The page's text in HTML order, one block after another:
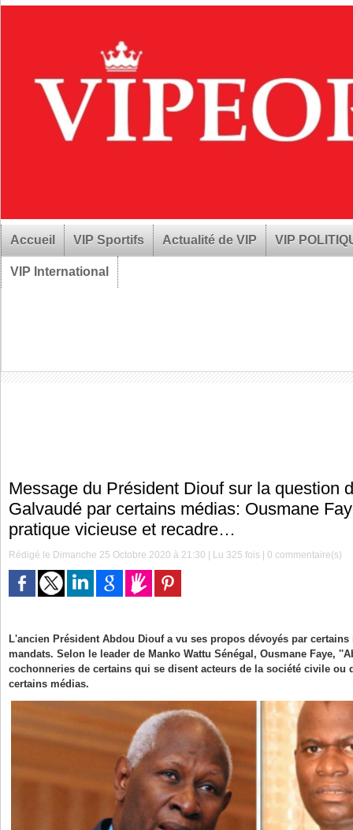
Accueil VIP Sportifs Actualité de VIP VIP
VIP International
Message du Président Diouf sur la question
Galvaudé par certains médias: Ousmane
pratique vicieuse et recadre…
Rédigé le Dimanche 25 Octobre 2020 à 21:30 | Lu 325 fois |0 commentaire(s)
L'ancien Président Abdou Diouf a vu ses propos dévoyés par
mandats. Selon le leader de Manko Wattu Sénégal, Ousmane Faye,
cochonneries de certains qui se disent acteurs de la société civile ou
certains médias.